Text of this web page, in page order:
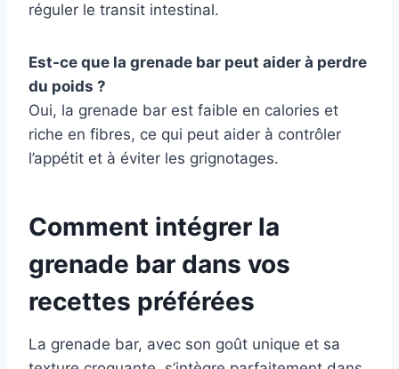
réguler le transit intestinal.
Est-ce que la grenade bar peut aider à perdre
du poids ?
Oui, la grenade bar est faible en calories et
riche en fibres, ce qui peut aider à contrôler
l’appétit et à éviter les grignotages.
Comment intégrer la
grenade bar dans vos
recettes préférées
La grenade bar, avec son goût unique et sa